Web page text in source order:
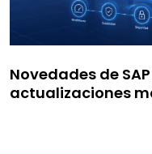
Novedades de
actualizaciones